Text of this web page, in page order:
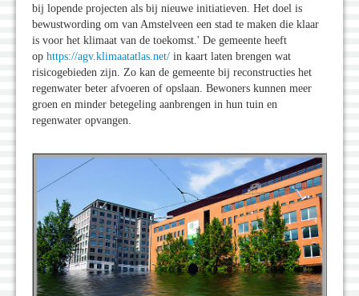
bij lopende projecten als bij nieuwe initiatieven. Het doel is
bewustwording om van Amstelveen een stad te maken die klaar
is voor het klimaat van de toekomst.' De gemeente heeft
op https://agv.klimaatatlas.net/ in kaart laten brengen wat
risicogebieden zijn. Zo kan de gemeente bij reconstructies het
regenwater beter afvoeren of opslaan. Bewoners kunnen meer
groen en minder betegeling aanbrengen in hun tuin en
regenwater opvangen.